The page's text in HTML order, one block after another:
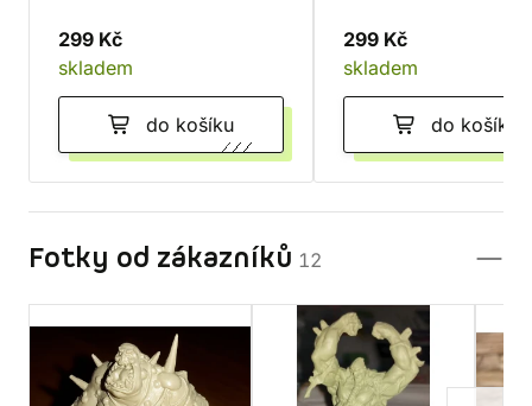
299 Kč
skladem
do košíku
299 Kč
skladem
do košíku
Fotky od zákazníků 12